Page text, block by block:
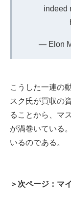
indeed
— Elon
こうした一連の
スク氏が買収の
ることから、マ
が渦巻いている
いるのである。
＞次ページ：マ